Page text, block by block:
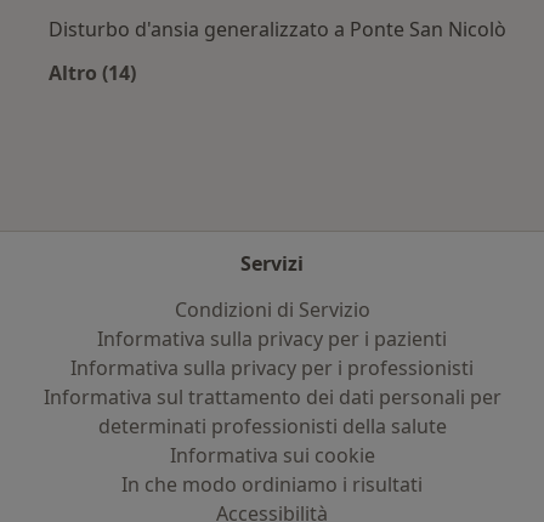
Disturbo d'ansia generalizzato a Ponte San Nicolò
Altro (14)
Servizi
Condizioni di Servizio
Informativa sulla privacy per i pazienti
Informativa sulla privacy per i professionisti
Informativa sul trattamento dei dati personali per
determinati professionisti della salute
Informativa sui cookie
In che modo ordiniamo i risultati
Accessibilità